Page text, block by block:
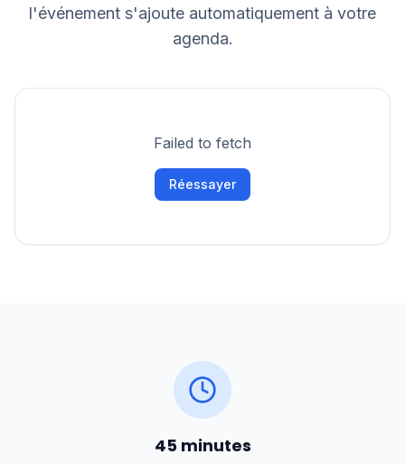
l'événement s'ajoute automatiquement à votre
agenda.
Failed to fetch
Réessayer
45 minutes